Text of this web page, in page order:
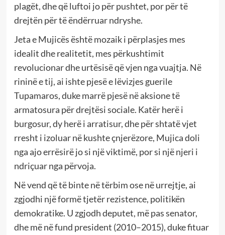
plagët, dhe që luftoi jo për pushtet, por për të
drejtën për të ëndërruar ndryshe.
Jeta e Mujicës është mozaik i përplasjes mes
idealit dhe realitetit, mes përkushtimit
revolucionar dhe urtësisë që vjen nga vuajtja. Në
rininë e tij, ai ishte pjesë e lëvizjes guerile
Tupamaros, duke marrë pjesë në aksione të
armatosura për drejtësi sociale. Katër herë i
burgosur, dy herë i arratisur, dhe për shtatë vjet
rresht i izoluar në kushte çnjerëzore, Mujica doli
nga ajo errësirë jo si një viktimë, por si një njeri i
ndriçuar nga përvoja.
Në vend që të binte në tërbim ose në urrejtje, ai
zgjodhi një formë tjetër rezistence, politikën
demokratike. U zgjodh deputet, më pas senator,
dhe më në fund president (2010–2015), duke fituar